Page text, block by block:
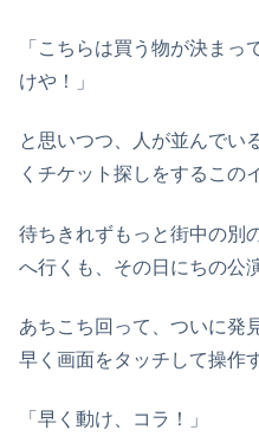
「こちらは買う物が決ま
けや！」
と思いつつ、人が並んでい
くチケット探しをするこの
待ちきれずもっと街中の別
へ行くも、その日にちの公
あちこち回って、ついに発
早く画面をタッチして操作
「早く動け、コラ！」